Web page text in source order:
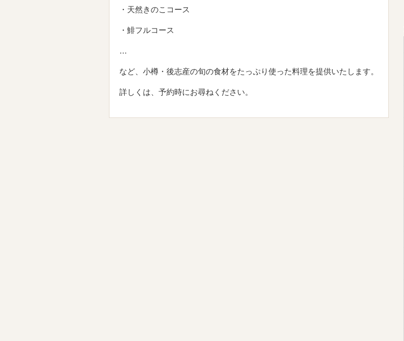
・天然きのこコース
・鯡フルコース
…
など、小樽・後志産の旬の食材をたっぷり使った料理を提供いたします。
詳しくは、予約時にお尋ねください。